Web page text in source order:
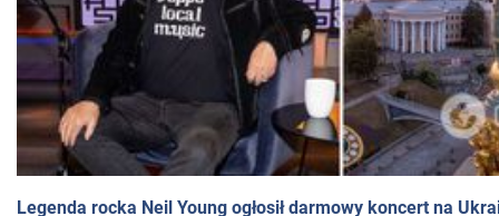
Legenda rocka Neil Young ogłosił darmowy koncert na